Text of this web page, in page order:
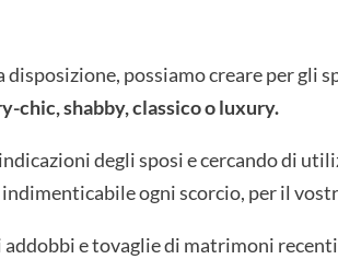
disposizione, possiamo creare per
chic, shabby, classico o luxury.
degli sposi e cercando di
ogni scorcio, per il
e tovaglie di matrimoni